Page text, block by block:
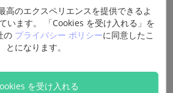
高のエクスペリエンスを提供できるよ
います。 「Cookies を受け入れる」を
の プライバシー ポリシーに同意したこ
とになります。
を受け入れる